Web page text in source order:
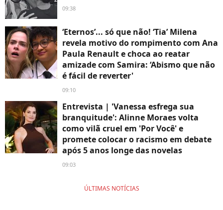
09:38
‘Eternos’... só que não! ‘Tia’ Milena
revela motivo do rompimento com Ana
Paula Renault e choca ao reatar
amizade com Samira: ‘Abismo que não
é fácil de reverter'
09:10
Entrevista | 'Vanessa esfrega sua
branquitude': Alinne Moraes volta
como vilã cruel em 'Por Você' e
promete colocar o racismo em debate
após 5 anos longe das novelas
09:03
ÚLTIMAS NOTÍCIAS